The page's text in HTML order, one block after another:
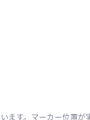
ます。マーカー位置